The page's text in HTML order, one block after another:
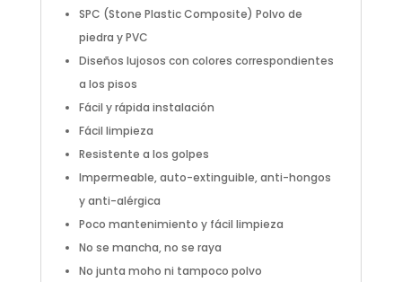
SPC (Stone Plastic Composite) Polvo de
piedra y PVC
Diseños lujosos con colores correspondientes
a los pisos
Fácil y rápida instalación
Fácil limpieza
Resistente a los golpes
Impermeable, auto-extinguible, anti-hongos
y anti-alérgica
Poco mantenimiento y fácil limpieza
No se mancha, no se raya
No junta moho ni tampoco polvo